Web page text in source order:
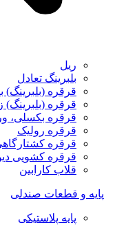
ریل
بلبرینگ تعادل
قرقره (بلبرینگ)
قرقره (بلبرینگ)
قرقره بکسلی،
قرقره رولیک
قرقره
قرقره کشویی
قلاب کارابین
پایه و قطعات صندلی
پایه پلاستیکی